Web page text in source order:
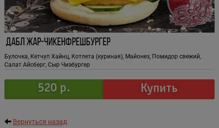
Дабл Жар-Чикенфрешбургер
Булочка, Кетчуп Хайнц, Котлета (куриная), Майонез, Помидор свежий,
Салат Айсберг, Сыр Чизбургер
520 р. Купить
Вернуться назад